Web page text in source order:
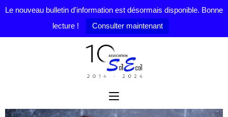
Le nouveau bulletin d'information est désormais disponible. Bonne
lecture !
Consulter maintenant